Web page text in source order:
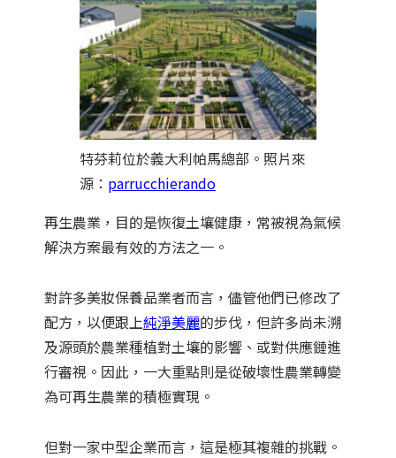
特芬莉位於義大利帕馬總部。照片來
源： parrucchierando
再生農業，目的是恢復土壤健康，常被視為氣候
解決方案最有效的方法之一。
對許多美妝保養品業者而言，儘管他們已修改了
配方，以便跟上純淨美麗的步伐，但許多尚未溯
及源頭於農業種植對土壤的影響、或對供應鏈進
行審視。因此，一大重點則是從破壞性農業轉變
為可再生農業的積極實現。
但對一家中型企業而言，這是極其複雜的挑戰。